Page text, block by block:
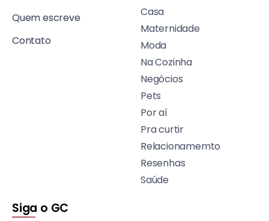
Quem escreve
Contato
Casa
Maternidade
Moda
Na Cozinha
Negócios
Pets
Por aí
Pra curtir
Relacionamemto
Resenhas
Saúde
Siga o GC